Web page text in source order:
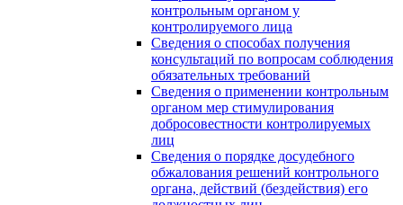
контрольным органом у
контролируемого лица
Сведения о способах получения
консультаций по вопросам соблюдения
обязательных требований
Сведения о применении контрольным
органом мер стимулирования
добросовестности контролируемых
лиц
Сведения о порядке досудебного
обжалования решений контрольного
органа, действий (бездействия) его